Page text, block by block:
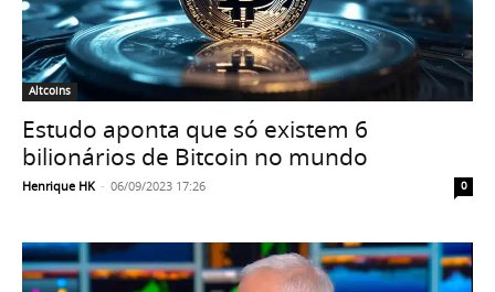
Altcoins
Estudo aponta que só existem 6
bilionários de Bitcoin no mundo
Henrique HK - 06/09/2023 17:26 0